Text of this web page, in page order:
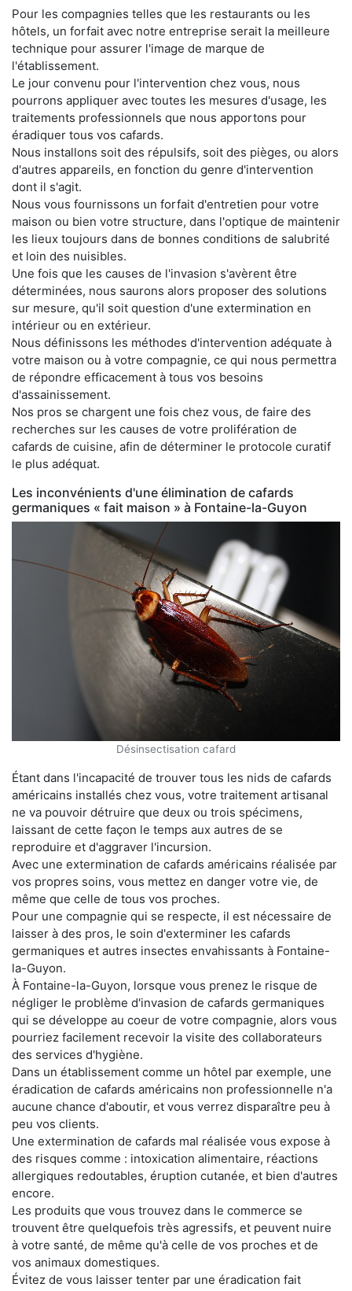
Pour les compagnies telles que les restaurants ou les
hôtels, un forfait avec notre entreprise serait la meilleure
technique pour assurer l'image de marque de
l'établissement.
Le jour convenu pour l'intervention chez vous, nous
pourrons appliquer avec toutes les mesures d'usage, les
traitements professionnels que nous apportons pour
éradiquer tous vos cafards.
Nous installons soit des répulsifs, soit des pièges, ou alors
d'autres appareils, en fonction du genre d'intervention
dont il s'agit.
Nous vous fournissons un forfait d'entretien pour votre
maison ou bien votre structure, dans l'optique de maintenir
les lieux toujours dans de bonnes conditions de salubrité
et loin des nuisibles.
Une fois que les causes de l'invasion s'avèrent être
déterminées, nous saurons alors proposer des solutions
sur mesure, qu'il soit question d'une extermination en
intérieur ou en extérieur.
Nous définissons les méthodes d'intervention adéquate à
votre maison ou à votre compagnie, ce qui nous permettra
de répondre efficacement à tous vos besoins
d'assainissement.
Nos pros se chargent une fois chez vous, de faire des
recherches sur les causes de votre prolifération de
cafards de cuisine, afin de déterminer le protocole curatif
le plus adéquat.
Les inconvénients d'une élimination de cafards
germaniques « fait maison » à Fontaine-la-Guyon
Désinsectisation cafard
Étant dans l'incapacité de trouver tous les nids de cafards
américains installés chez vous, votre traitement artisanal
ne va pouvoir détruire que deux ou trois spécimens,
laissant de cette façon le temps aux autres de se
reproduire et d'aggraver l'incursion.
Avec une extermination de cafards américains réalisée par
vos propres soins, vous mettez en danger votre vie, de
même que celle de tous vos proches.
Pour une compagnie qui se respecte, il est nécessaire de
laisser à des pros, le soin d'exterminer les cafards
germaniques et autres insectes envahissants à Fontaine-
la-Guyon.
À Fontaine-la-Guyon, lorsque vous prenez le risque de
négliger le problème d'invasion de cafards germaniques
qui se développe au coeur de votre compagnie, alors vous
pourriez facilement recevoir la visite des collaborateurs
des services d'hygiène.
Dans un établissement comme un hôtel par exemple, une
éradication de cafards américains non professionnelle n'a
aucune chance d'aboutir, et vous verrez disparaître peu à
peu vos clients.
Une extermination de cafards mal réalisée vous expose à
des risques comme : intoxication alimentaire, réactions
allergiques redoutables, éruption cutanée, et bien d'autres
encore.
Les produits que vous trouvez dans le commerce se
trouvent être quelquefois très agressifs, et peuvent nuire
à votre santé, de même qu'à celle de vos proches et de
vos animaux domestiques.
Évitez de vous laisser tenter par une éradication fait